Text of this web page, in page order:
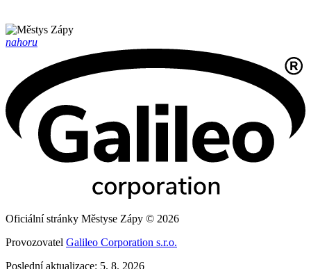
nahoru
Oficiální stránky Městyse Zápy © 2026
Provozovatel Galileo Corporation s.r.o.
Poslední aktualizace: 5. 8. 2026